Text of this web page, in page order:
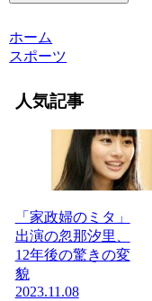
ホーム
スポーツ
人気記事
「家政婦のミタ」
出演の忽那汐里、
12年後の驚きの変
貌
2023.11.08